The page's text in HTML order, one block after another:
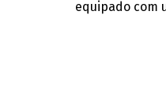
equipado com